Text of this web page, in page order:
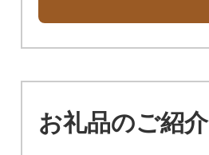
お礼品のご紹介